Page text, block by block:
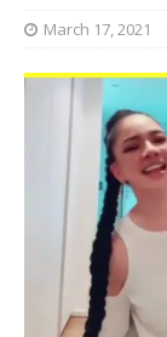
March 17, 2021